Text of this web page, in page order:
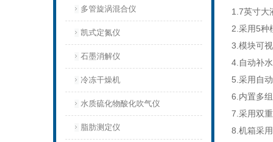
多管旋涡混合仪
凯式定氮仪
石墨消解仪
冷冻干燥机
水质硫化物酸化吹气仪
脂肪测定仪
1.7英寸大
2. 采用5种
3. 模块可
4. 自动补
5. 采用自
6. 内置多
7. 采用双
8. 机箱采